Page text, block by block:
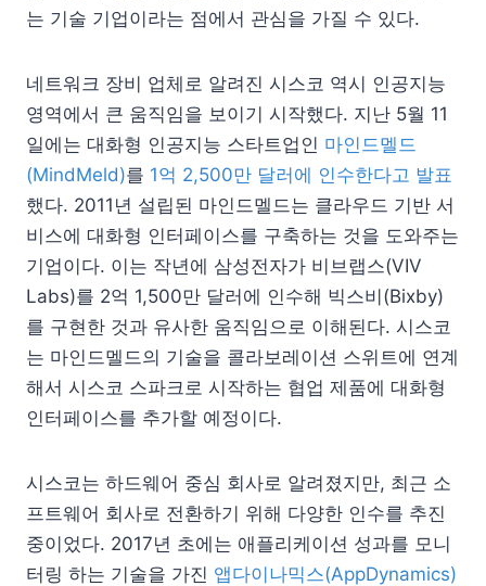
는 기술 기업이라는 점에서 관심을 가질 수 있다.
네트워크 장비 업체로 알려진 시스코 역시 인공지능
영역에서 큰 움직임을 보이기 시작했다. 지난 5월 11
일에는 대화형 인공지능 스타트업인 마인드멜드
(MindMeld)를 1억 2,500만 달러에 인수한다고 발표
했다. 2011년 설립된 마인드멜드는 클라우드 기반 서
비스에 대화형 인터페이스를 구축하는 것을 도와주는
기업이다. 이는 작년에 삼성전자가 비브랩스(VIV
Labs)를 2억 1,500만 달러에 인수해 빅스비(Bixby)
를 구현한 것과 유사한 움직임으로 이해된다. 시스코
는 마인드멜드의 기술을 콜라보레이션 스위트에 연계
해서 시스코 스파크로 시작하는 협업 제품에 대화형
인터페이스를 추가할 예정이다.
시스코는 하드웨어 중심 회사로 알려졌지만, 최근 소
프트웨어 회사로 전환하기 위해 다양한 인수를 추진
중이었다. 2017년 초에는 애플리케이션 성과를 모니
터링 하는 기술을 가진 앱다이나믹스(AppDynamics)